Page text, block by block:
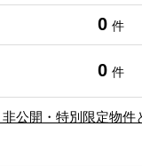
0 件
0 件
公開・特別限定物件